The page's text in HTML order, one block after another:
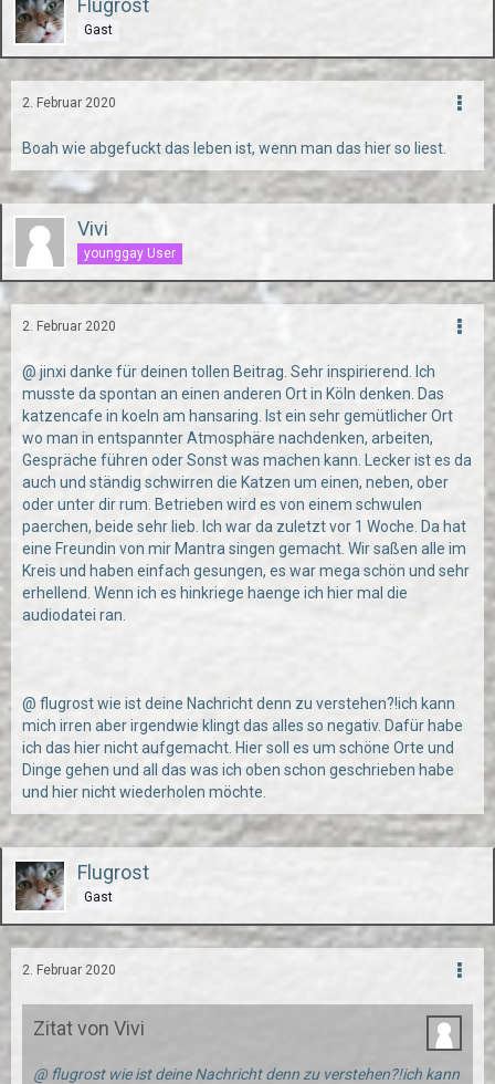
Flugrost
Gast
2. Februar 2020
Boah wie abgefuckt das leben ist, wenn man das hier so liest.
Vivi
younggay User
2. Februar 2020
@ jinxi danke für deinen tollen Beitrag. Sehr inspirierend. Ich
musste da spontan an einen anderen Ort in Köln denken. Das
katzencafe in koeln am hansaring. Ist ein sehr gemütlicher Ort
wo man in entspannter Atmosphäre nachdenken, arbeiten,
Gespräche führen oder Sonst was machen kann. Lecker ist es da
auch und ständig schwirren die Katzen um einen, neben, ober
oder unter dir rum. Betrieben wird es von einem schwulen
paerchen, beide sehr lieb. Ich war da zuletzt vor 1 Woche. Da hat
eine Freundin von mir Mantra singen gemacht. Wir saßen alle im
Kreis und haben einfach gesungen, es war mega schön und sehr
erhellend. Wenn ich es hinkriege haenge ich hier mal die
audiodatei ran.
@ flugrost wie ist deine Nachricht denn zu verstehen?!ich kann
mich irren aber irgendwie klingt das alles so negativ. Dafür habe
ich das hier nicht aufgemacht. Hier soll es um schöne Orte und
Dinge gehen und all das was ich oben schon geschrieben habe
und hier nicht wiederholen möchte.
Flugrost
Gast
2. Februar 2020
Zitat von Vivi
@ flugrost wie ist deine Nachricht denn zu verstehen?!ich kann